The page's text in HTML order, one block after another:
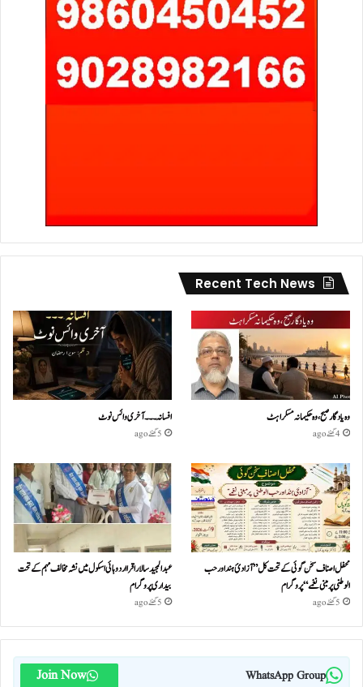
Recent Tech News
وہ یادگار صبح، وہ حکیمانہ مسکراہٹ
4 گھنٹے ago
افسانہ۔۔۔آخری وائس نوٹ
5 گھنٹے ago
محفل اصناف سخن گوئی کے تحت کل ”آزادئ ہند اور حب
الوطنی پر مبنی نغمے“پروگرام
5 گھنٹے ago
عبدالمجید سالار اقرا اردو ہائی اسکول میں نشہ مخالف مہم کے تحت
بیداری پروگرام
5 گھنٹے ago
WhatsApp Group
Join Now